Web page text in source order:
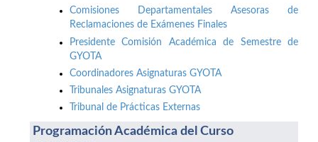
Comisiones Departamentales Asesoras de
Reclamaciones de Exámenes Finales
Presidente Comisión Académica de Semestre de
GYOTA
Coordinadores Asignaturas GYOTA
Tribunales Asignaturas GYOTA
Tribunal de Prácticas Externas
Programación Académica del Curso